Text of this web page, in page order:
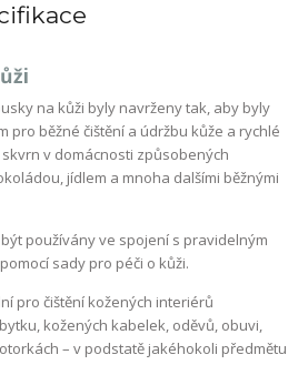
na kůži byly navrženy tak, aby byly
pro běžné čištění a údržbu kůže a rychlé
v domácnosti způsobených
jídlem a mnoha dalšími běžnými
používány ve spojení s pravidelným
sady pro péči o kůži.
pro čištění kožených interiérů
kožených kabelek, oděvů, obuvi,
– v podstatě jakéhokoli předmětu